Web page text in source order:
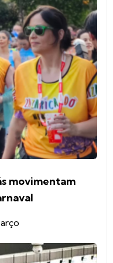
movimentam